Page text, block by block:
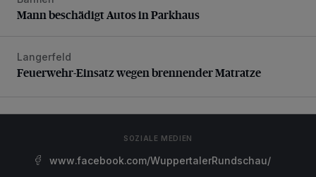
Mann beschädigt Autos in Parkhaus
Feuerwehr-Einsatz wegen brennender Matratze
Langerfeld
Feuerwehr-Einsatz wegen brennender Matratze
SOZIALE MEDIEN
www.facebook.com/WuppertalerRundschau/